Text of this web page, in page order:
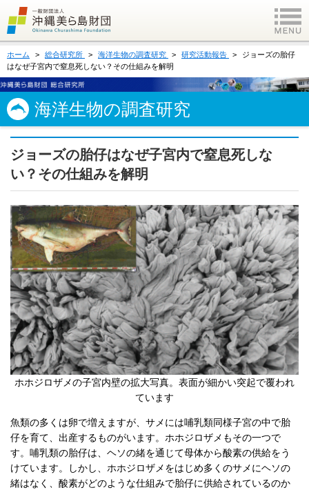
ホーム 総合研究所 海洋生物の調査研究 研究活動報告
ジョーズの胎仔
はなぜ子宮内で窒息死しない？その仕組みを解明
海洋生物の調査研究
ジョーズの胎仔はなぜ子宮内で窒息死しな
い？その仕組みを解明
ホホジロザメの子宮内壁の拡大写真。表面が細かい突起で覆われ
ています
魚類の多くは卵で増えますが、サメには哺乳類同様子宮の中で胎
仔を育て、出産するものがいます。ホホジロザメもその一つで
す。哺乳類の胎仔は、ヘソの緒を通じて母体から酸素の供給をう
けています。しかし、ホホジロザメをはじめ多くのサメにヘソの
緒はなく、酸素がどのような仕組みで胎仔に供給されているのか